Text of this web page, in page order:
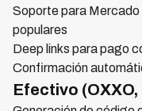
Soporte para
populares
Deep links para pago
Confirmación
Efectivo